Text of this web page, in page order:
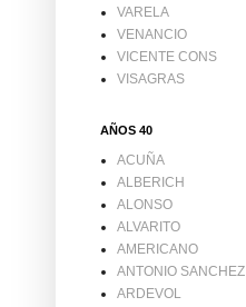
VARELA
VENANCIO
VICENTE CONS
VISAGRAS
AÑOS 40
ACUÑA
ALBERICH
ALONSO
ALVARITO
AMERICANO
ANTONIO SANCHEZ
ARDEVOL